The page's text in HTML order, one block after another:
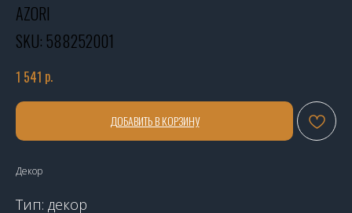
AZORI
SKU: 588252001
1 541 р.
ДОБАВИТЬ В КОРЗИНУ
Декор
Тип: декор